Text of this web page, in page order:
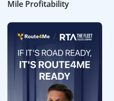
Mile Profitability